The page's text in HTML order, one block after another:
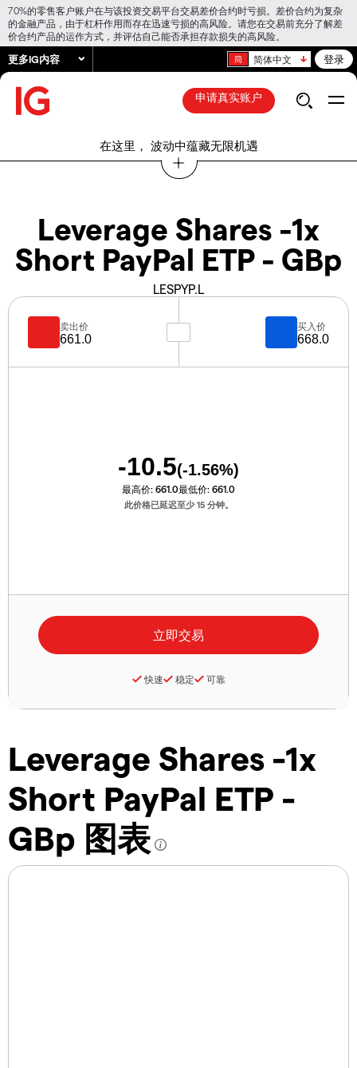
70%的零售客户账户在与该投资交易平台交易差价合约时亏损。差价合约为复杂
的金融产品，由于杠杆作用而存在迅速亏损的高风险。请您在交易前充分了解差
价合约产品的运作方式，并评估自己能否承担存款损失的高风险。
更多IG内容 简体中文 登录
申请真实账户
在这里， 波动中蕴藏无限机遇
Leverage Shares -1x
Short PayPal ETP - GBp
LESPYP.L
Leverage Shares -1x
Short PayPal ETP -
GBp 图表
卖出价
661.0
买入价
668.0
-10.5(-1.56%)
最高价: 661.0最低价: 661.0
此价格已延迟至少 15 分钟。
快速 稳定 可靠